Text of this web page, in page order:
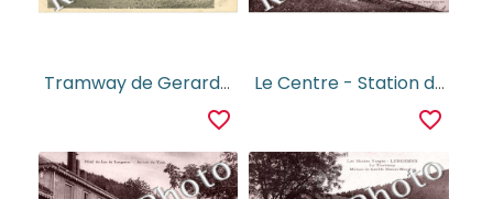
Tramway de Gerardmer a Retournemer
favorite_border
Le Centre - Station du tramway
favorite_border